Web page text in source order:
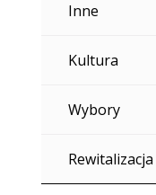
Inne
Kultura
Wybory
Rewitalizacja